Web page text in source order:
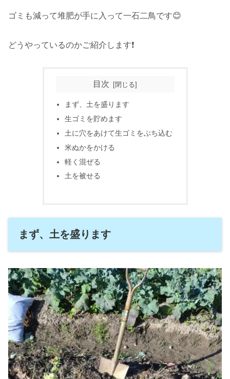
ゴミも減って堆肥が手に入って一石二鳥です😊
どうやっているのかご紹介します❗
目次
まず、土を盛ります
生ゴミを貯めます
土に穴をあけて生ゴミをぶち込む
米ぬかをかける
軽く混ぜる
土を被せる
まず、土を盛ります